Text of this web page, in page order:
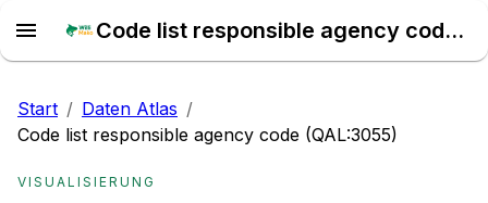
Code list responsible agency code (QAL:3055) – Daten Atlas
Start / Daten Atlas /
Code list responsible agency code (QAL:3055)
VISUALISIERUNG